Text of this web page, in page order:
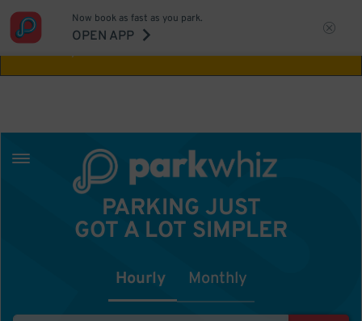
Aw Shucks!
Now book as fast as you park.
OPEN APP
PARKING JUST
GOT A LOT SIMPLER
Hourly Monthly